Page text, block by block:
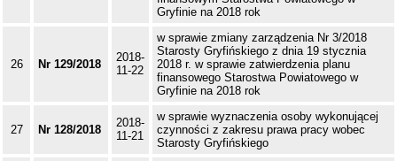
Gryfinie na 2018 rok
26 Nr 129/2018
2018-
11-22
w sprawie zmiany zarządzenia Nr 3/2018
Starosty Gryfińskiego z dnia 19 stycznia
2018 r. w sprawie zatwierdzenia planu
finansowego Starostwa Powiatowego w
Gryfinie na 2018 rok
27 Nr 128/2018
2018-
11-21
w sprawie wyznaczenia osoby wykonującej
czynności z zakresu prawa pracy wobec
Starosty Gryfińskiego